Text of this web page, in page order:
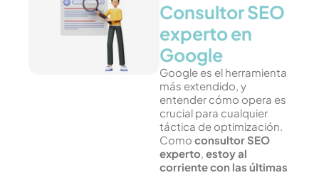
Consultor SEO
experto en
Google
Google es el herramienta
más extendido, y
entender cómo opera es
crucial para cualquier
táctica de optimización.
Como consultor SEO
experto, estoy al
corriente con las últimas